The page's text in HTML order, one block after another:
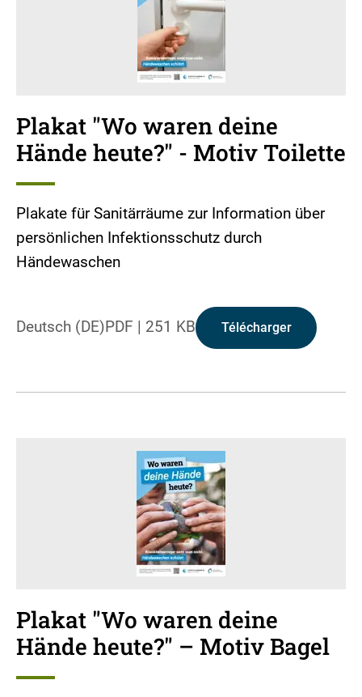
Plakat "Wo waren deine
Hände heute?" - Motiv Toilette
Plakate für Sanitärräume zur Information über
persönlichen Infektionsschutz durch
Händewaschen
Deutsch (DE)PDF | 251 KB Télécharger
Plakat "Wo waren deine
Hände heute?" – Motiv Bagel